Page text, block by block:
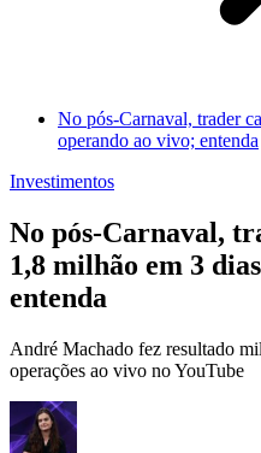
No pós-Carnaval, trader
operando ao vivo; entenda
Investimentos
No pós-Carnaval,
1,8 milhão em 3
entenda
André Machado fez resultado
operações ao vivo no YouTube